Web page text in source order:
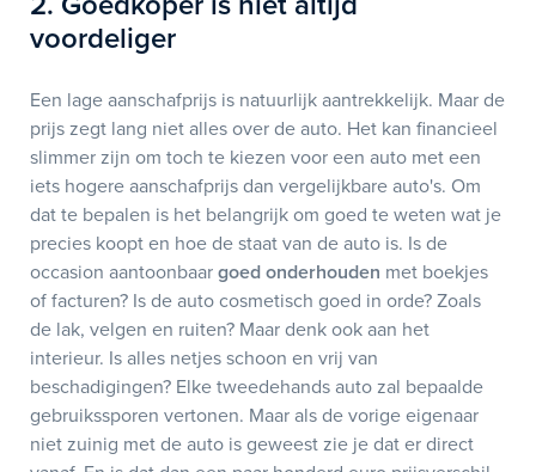
voordeliger
Een lage aanschafprijs is natuurlijk aantrekkelijk. Maar de
prijs zegt lang niet alles over de auto. Het kan financieel
slimmer zijn om toch te kiezen voor een auto met een
iets hogere aanschafprijs dan vergelijkbare auto's. Om
dat te bepalen is het belangrijk om goed te weten wat je
precies koopt en hoe de staat van de auto is. Is de
occasion aantoonbaar goed onderhouden met boekjes
of facturen? Is de auto cosmetisch goed in orde? Zoals
de lak, velgen en ruiten? Maar denk ook aan het
interieur. Is alles netjes schoon en vrij van
beschadigingen? Elke tweedehands auto zal bepaalde
gebruikssporen vertonen. Maar als de vorige eigenaar
niet zuinig met de auto is geweest zie je dat er direct